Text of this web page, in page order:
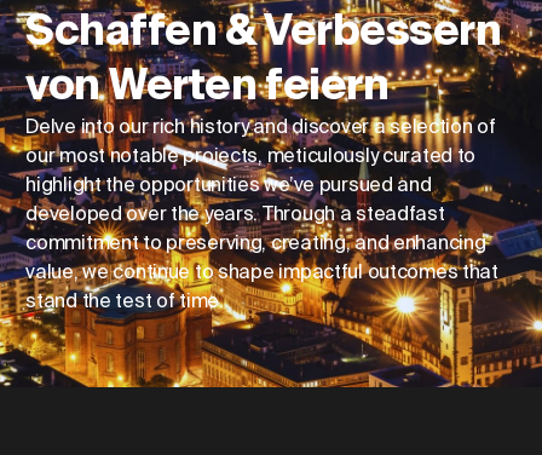
Schaffen & Verbessern
von Werten feiern
Delve into our rich history and discover a selection of
our most notable projects, meticulously curated to
highlight the opportunities we’ve pursued and
developed over the years. Through a steadfast
commitment to preserving, creating, and enhancing
value, we continue to shape impactful outcomes that
stand the test of time.